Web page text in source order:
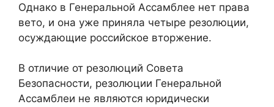
Однако в Генеральной Ассамблее нет права
вето, и она уже приняла четыре резолюции,
осуждающие российское вторжение.
В отличие от резолюций Совета
Безопасности, резолюции Генеральной
Ассамблеи не являются юридически